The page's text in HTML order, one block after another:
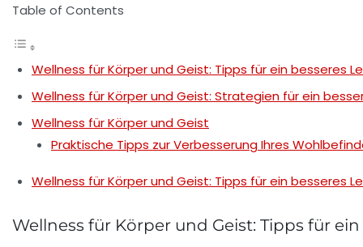
Table of Contents
Wellness für Körper und Geist: Tipps für ein besseres
Wellness für Körper und Geist: Strategien für ein
Wellness für Körper und Geist
Praktische Tipps zur Verbesserung Ihres
Wellness für Körper und Geist: Tipps für ein besseres
Wellness für Körper und Geist: Tipps für